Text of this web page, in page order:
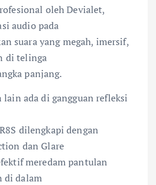
oleh Devialet,
audio pada
suara yang megah, imersif,
di telinga
panjang.
ada di gangguan refleksi
dilengkapi dengan
dan Glare
meredam pantulan
di dalam